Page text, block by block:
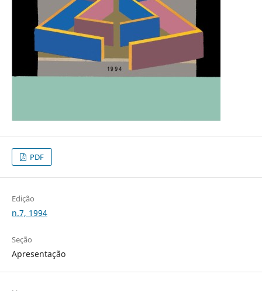
PDF
Edição
n.7, 1994
Seção
Apresentação